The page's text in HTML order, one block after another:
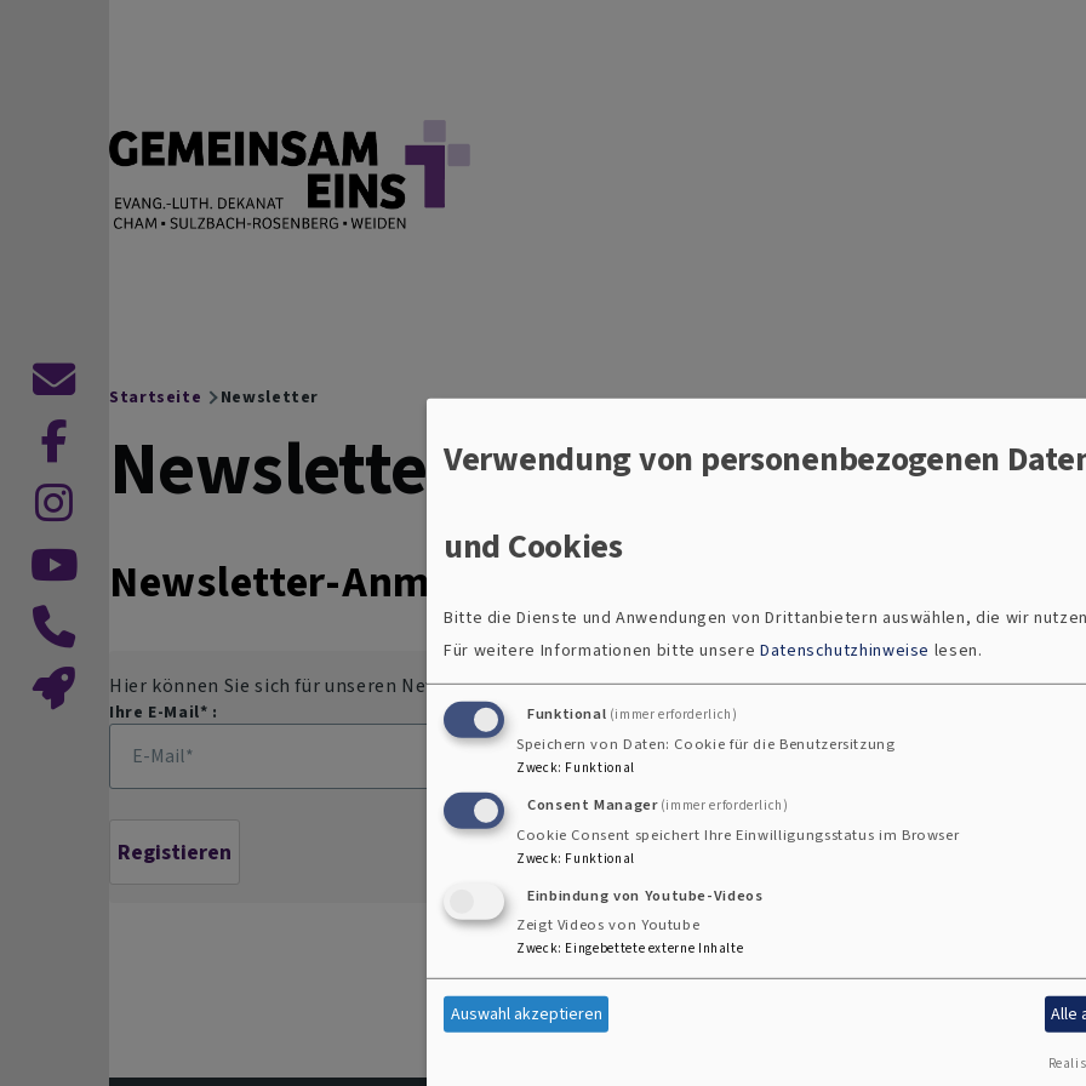
EVANG.-LUTH. DEKANAT GEMEINSAM EINS
Cham Sulzbach-Rosenberg Weiden
Breadcrumb
Startseite Newsletter
Newsletter
Newsletter-Anmeldung
Hier können Sie sich für unseren Newsletter anmelden.
Ihre E-Mail* :
Kontaktformular
Verwendung von personenbezogenen
und Cookies
Bitte die Dienste und Anwendungen von Drittanbietern auswählen, die wir
Für weitere Informationen bitte unsere Datenschutzhinweise lesen.
Funktional (immer erforderlich)
Speichern von Daten: Cookie für die Benutzersitzung
Zweck: Funktional
Consent Manager (immer erforderlich)
Cookie Consent speichert Ihre Einwilligungsstatus im Browser
Zweck: Funktional
Einbindung von Youtube-Videos
Zeigt Videos von Youtube
Zweck: Eingebettete externe Inhalte
Auswahl akzeptieren Alle